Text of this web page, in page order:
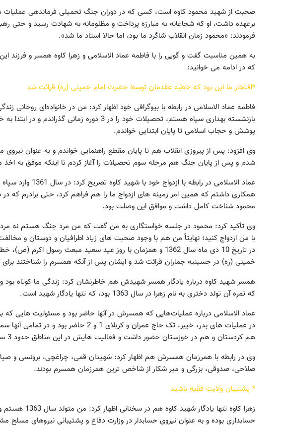
صحبت از شهید محمود کاوه است، کسی که در دوران جنگ تحمیلی فرماندهی عملیات
برعهده داشت، او که شجاعانه به مبارزه پرداخت و مظلومانه به شهادت رسید و حتی
فرمودند: «محمود زمان انقلاب شاگرد ما بود، اما حالا استاد ما شد».
به همین مناسبت گفت و گویی را با فاطمه عماد الاسلامی و زهرا کاوه همسر و فرزند
که در ادامه می خوانید:
*افتخار ما این بود که خطبه عقدمان توسط حضرت امام خمینی (ره) قرائت شد
فاطمه عماد الاسلامی در رابطه با بیوگرافی خود اظهار کرد: من در خانواده‌ای روحانی
بازنشسته بهداری سپاه هستم، تحصیلات خود را در 3 دوره
پوشش و حجاب اسلامی تا پایان ابتدایی خواندم.
وی افزود: پس از پیروزی انقلاب هم تا پایان مقطع راهنمایی خواندم و به عنوان
شدم و پس از پایان جنگ هم مرحله سوم تحصیلات را آغاز کردم تا اینکه موفق به
عماد الاسلامی در رابطه
همکاری داشتم که همین امر زمینه های ازدواج ما را هم فراهم کرد، حتی برادرم که
محمود شناخت کامل داشت و موافق این وصلت بود.
وی تأکید کرد: محمود در جلسه خواستگاری به من گفت که من مرد جنگ هستم نه مرد
با من ازدواج کنید؛ نهایتاً من هم با وجود صحبت های زیاد اطرافیان و دوستان و
در تاریخ 10 دی ماه سال 1362 و همزمان با روز عید سعید مبعث رسول
خمینی (ره) در حسینیه جماران قرائت شد و ایشان پس از آنکه همسرم را شناختند
که ثمره آن تولد دختری به نام زهرا در سال 1363 بود، که تنها یادگار شهید است.
عماد الاسلامی درباره عملیات‌هایی که همسرش در آنها حاضر بود و مسئولیت هایی
در عملیات های بدر، خیبر، تک حاج عمران و کربلای 1
هم کردستان و هم در خوزستان حضور داشت و فعالیت هایش در این مناطق حدود 3 سال به طول انجامید.
وی در رابطه با همرزمان همسرش هم اظهار کرد: شهیدان قمی، چراغچی، برونسی و
صلاحی، صدوقی، بزرگی و میر شکار از شاخص ترین همرزمان همسرم بودند.
* پشتیبان ولایت فقیه باشید
زهرا کاوه تنها
حسابداری بوده و به عنوان نیروی حسابدار در وزارت دفاع و پشتیبانی نیروهای